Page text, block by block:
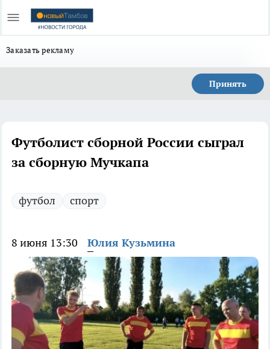
Заказать рекламу
Принять
Футболист сборной России сыграл
за сборную Мучкапа
футбол спорт
8 июня 13:30 Юлия Кузьмина